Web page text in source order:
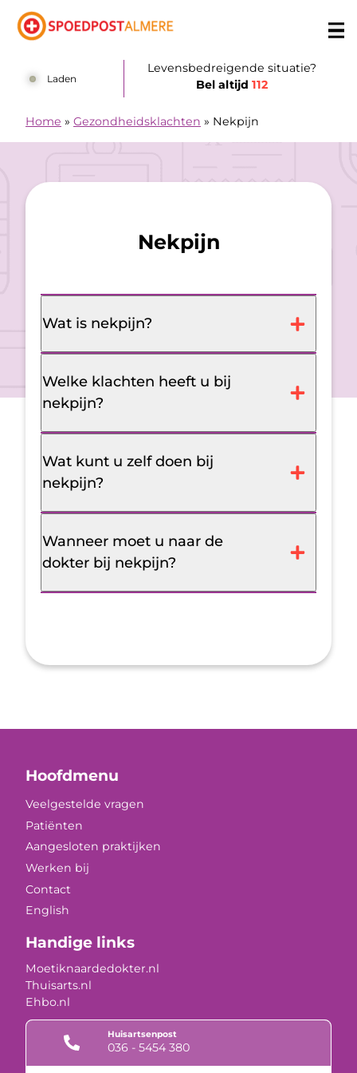
Laden
Levensbedreigende situatie?
Bel altijd112
Home » Gezondheidsklachten » Nekpijn
Nekpijn
Wat is nekpijn?
Welke klachten heeft u bij
nekpijn?
Wat kunt u zelf doen bij
nekpijn?
Wanneer moet u naar de
dokter bij nekpijn?
Hoofdmenu
Veelgestelde vragen
Patiënten
Aangesloten praktijken
Werken bij
Contact
English
Handige links
Moetiknaardedokter.nl
Thuisarts.nl
Ehbo.nl
Huisartsenpost
036 - 5454 380